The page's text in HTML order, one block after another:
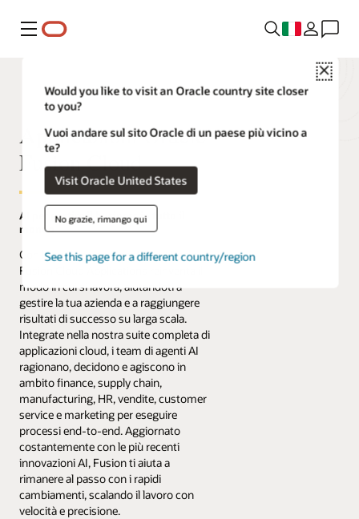
Menu
Close
Would you like to visit an Oracle country site closer
to you?
Vuoi andare sul sito Oracle di un paese più vicino a
te?
Visit Oracle United States
No grazie, rimango qui
See this page for a different country/region
Applicazioni Oracle
Fusion Cloud
AI per gestire il business in tutto il
mondo
Con le applicazioni agentiche, Oracle
Fusion Cloud Applications reinventa il
modo in cui si lavora, aiutandoti a
gestire la tua azienda e a raggiungere
risultati di successo su larga scala.
Integrate nella nostra suite completa di
applicazioni cloud, i team di agenti AI
ragionano, decidono e agiscono in
ambito finance, supply chain,
manufacturing, HR, vendite, customer
service e marketing per eseguire
processi end-to-end. Aggiornato
costantemente con le più recenti
innovazioni AI, Fusion ti aiuta a
rimanere al passo con i rapidi
cambiamenti, scalando il lavoro con
velocità e precisione.